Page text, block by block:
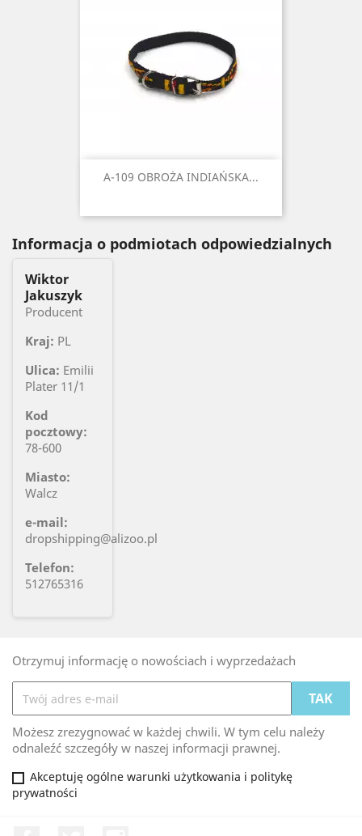
A-109 OBROŻA INDIAŃSKA...
Informacja o podmiotach odpowiedzialnych
Wiktor
Jakuszyk
Producent
Kraj: PL
Ulica: Emilii
Plater 11/1
Kod
pocztowy:
78-600
Miasto:
Walcz
e-mail:
dropshipping@alizoo.pl
Telefon:
512765316
Otrzymuj informację o nowościach i wyprzedażach
Możesz zrezygnować w każdej chwili. W tym celu należy
odnaleźć szczegóły w naszej informacji prawnej.
Akceptuję ogólne warunki użytkowania i politykę
prywatności